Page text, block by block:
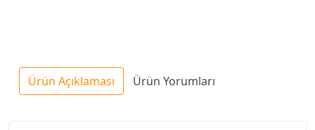
Ürün Açıklaması Ürün Yorumları